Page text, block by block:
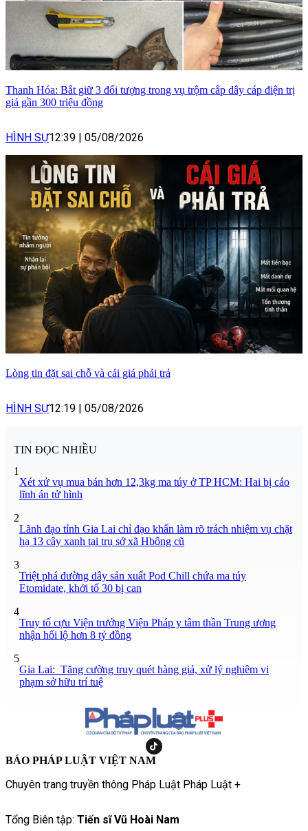
Thanh Hóa: Bắt giữ 3 đối tượng trong vụ trộm cắp dây cáp điện trị
giá gần 300 triệu đồng
HÌNH SỰ12:39 | 05/08/2026
Lòng tin đặt sai chỗ và cái giá phải trả
HÌNH SỰ12:19 | 05/08/2026
TIN ĐỌC NHIỀU
1
Xét xử vụ mua bán hơn 12,3kg ma túy ở TP HCM: Hai bị cáo
lĩnh án tử hình
2
Lãnh đạo tỉnh Gia Lai chỉ đạo khẩn làm rõ trách nhiệm vụ chặt
hạ 13 cây xanh tại trụ sở xã Hbông cũ
3
Triệt phá đường dây sản xuất Pod Chill chứa ma túy
Etomidate, khởi tố 30 bị can
4
Truy tố cựu Viện trưởng Viện Pháp y tâm thần Trung ương
nhận hối lộ hơn 8 tỷ đồng
5
Gia Lai: Tăng cường truy quét hàng giả, xử lý nghiêm vi
phạm sở hữu trí tuệ
BÁO PHÁP LUẬT VIỆT NAM
Chuyên trang truyền thông Pháp Luật Pháp Luật +
Tổng Biên tập: Tiến sĩ Vũ Hoài Nam